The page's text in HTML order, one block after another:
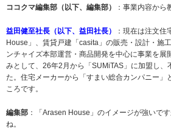
ココクマ編集部（以下、編集部） ：事業内容から
益田健至社長（以下、益田社長）
：現在は注文住
House」、賃貸戸建「casita」の販売・設計・施
ンチャイズ本部運営・商品開発を中心に事業を展
みとして、26年2月から「SUMiTAS」に加盟し、
た。住宅メーカーから「すまい総合カンパニー」
ころです。
編集部 ：「Arasen House」のイメージが強いで
ね。